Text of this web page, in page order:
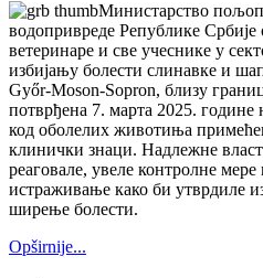
Министарство
водопривреде Републике Србије
ветеринаре и све учеснике у
избијању болести слинавке и
Győr-Moson-Sopron, близу
потврђена 7. марта 2025.
код оболелих животиња
клинички знаци. Надлежне
реаговале, увеле контролне
истраживање како би утврдиле
ширење болести.
Opširnije...